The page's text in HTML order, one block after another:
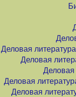
Деловая
Деловая
Деловая
Деловая
Деловая